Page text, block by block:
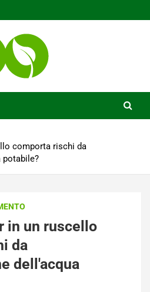
comporta rischi da
potabile?
in un ruscello
da
dell'acqua